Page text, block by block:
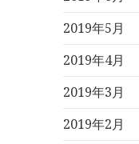
2019年5月
2019年4月
2019年3月
2019年2月